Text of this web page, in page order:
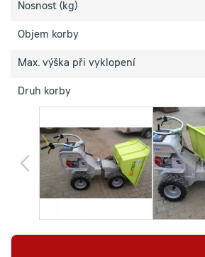
Nosnost (kg)
Objem korby
Max. výška při vyklopení
Druh korby